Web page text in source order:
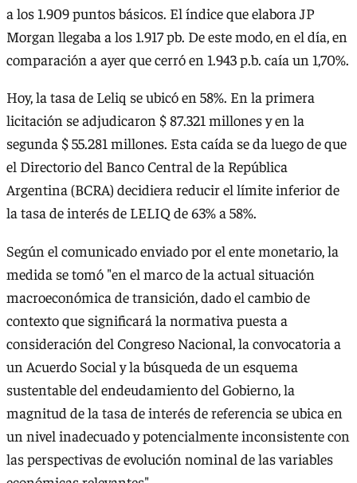
a los 1.909 puntos básicos. El índice que elabora JP
Morgan llegaba a los 1.917 pb. De este modo, en el día, en
comparación a ayer que cerró en 1.943 p.b. caía un 1,70%.
Hoy, la tasa de Leliq se ubicó en 58%. En la primera
licitación se adjudicaron $ 87.321 millones y en la
segunda $ 55.281 millones. Esta caída se da luego de que
el Directorio del Banco Central de la República
Argentina (BCRA) decidiera reducir el límite inferior de
la tasa de interés de LELIQ de 63% a 58%.
Según el comunicado enviado por el ente monetario, la
medida se tomó "en el marco de la actual situación
macroeconómica de transición, dado el cambio de
contexto que significará la normativa puesta a
consideración del Congreso Nacional, la convocatoria a
un Acuerdo Social y la búsqueda de un esquema
sustentable del endeudamiento del Gobierno, la
magnitud de la tasa de interés de referencia se ubica en
un nivel inadecuado y potencialmente inconsistente con
las perspectivas de evolución nominal de las variables